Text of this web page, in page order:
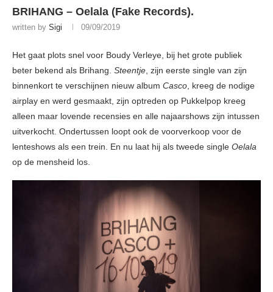
BRIHANG – Oelala (Fake Records).
written by Sigi 09/09/2019
Het gaat plots snel voor Boudy Verleye, bij het grote publiek
beter bekend als Brihang. Steentje, zijn eerste single van zijn
binnenkort te verschijnen nieuw album Casco, kreeg de nodige
airplay en werd gesmaakt, zijn optreden op Pukkelpop kreeg
alleen maar lovende recensies en alle najaarshows zijn intussen
uitverkocht. Ondertussen loopt ook de voorverkoop voor de
lenteshows als een trein. En nu laat hij als tweede single Oelala
op de mensheid los.